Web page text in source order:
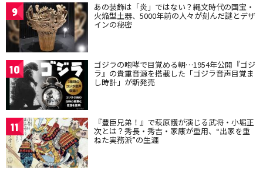
9 あの装飾は「炎」ではない？縄文時代の国宝・
火焔型土器、5000年前の人々が刻んだ謎とデザ
インの秘密
10 ゴジラの咆哮で目覚める朝…1954年公開『ゴジ
ラ』の貴重音源を搭載した「ゴジラ音声目覚ま
し時計」が新発売
11 『豊臣兄弟！』で萩原護が演じる武将・小堀正
次とは？秀長・秀吉・家康が重用、“出家を重
ねた実務派”の生涯